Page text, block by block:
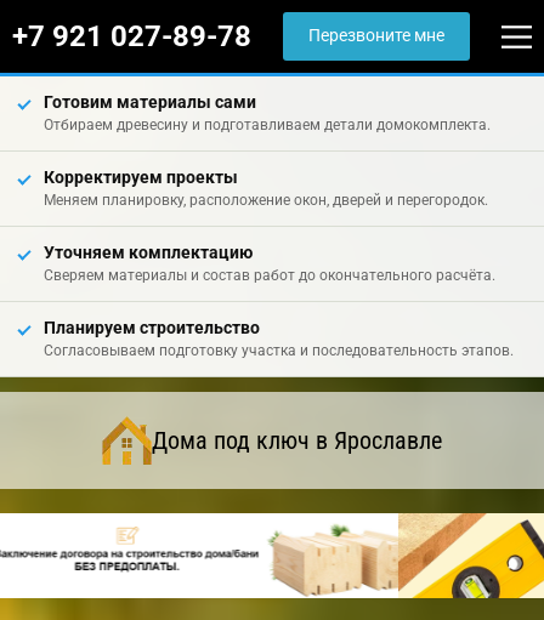
+7 921 027-89-78 Перезвоните мне
Готовим материалы сами
Отбираем древесину и подготавливаем детали домокомплекта.
Корректируем проекты
Меняем планировку, расположение окон, дверей и перегородок.
Уточняем комплектацию
Сверяем материалы и состав работ до окончательного расчёта.
Планируем строительство
Согласовываем подготовку участка и последовательность этапов.
Дома под ключ в Ярославле